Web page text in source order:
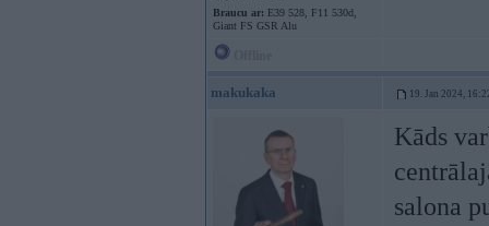
Braucu ar: E39 528, F11 530d,
Giant FS GSR Alu
makukaka 19. Jan 2024,
Kāds
salona